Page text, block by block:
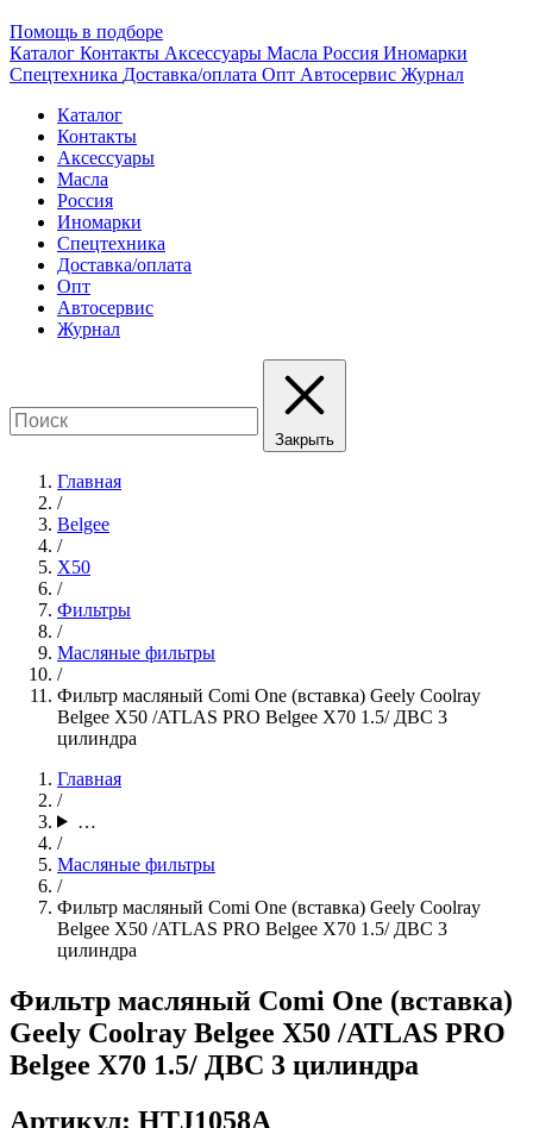
Помощь в подборе
Каталог Контакты Аксессуары Масла Россия Иномарки
Спецтехника Доставка/оплата Опт Автосервис Журнал
Каталог
Контакты
Аксессуары
Масла
Россия
Иномарки
Спецтехника
Доставка/оплата
Опт
Автосервис
Журнал
Закрыть
Главная
/
Belgee
/
X50
/
Фильтры
/
Масляные фильтры
/
Фильтр масляный Comi One (вставка) Geely Coolray
Belgee X50 /ATLAS PRO Belgee X70 1.5/ ДВС 3
цилиндра
Главная
/
…
/
Масляные фильтры
/
Фильтр масляный Comi One (вставка) Geely Coolray
Belgee X50 /ATLAS PRO Belgee X70 1.5/ ДВС 3
цилиндра
Фильтр масляный Comi One (вставка)
Geely Coolray Belgee X50 /ATLAS PRO
Belgee X70 1.5/ ДВС 3 цилиндра
Артикул: HTJ1058A